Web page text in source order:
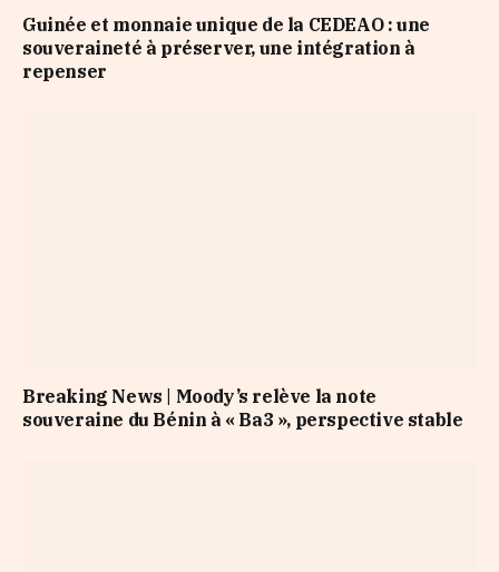
Guinée et monnaie unique de la CEDEAO : une
souveraineté à préserver, une intégration à
repenser
Breaking News | Moody’s relève la note
souveraine du Bénin à « Ba3 », perspective stable